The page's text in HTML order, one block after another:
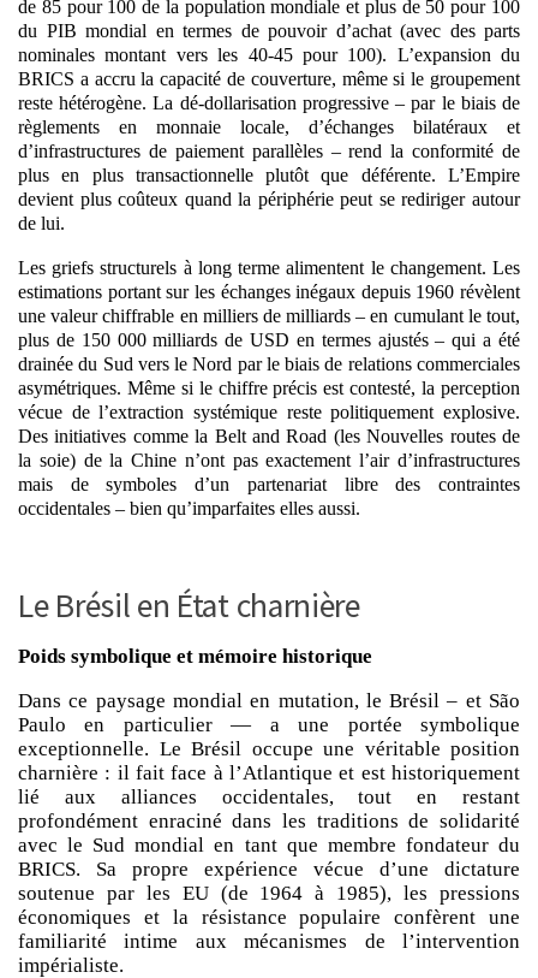
de 85 pour 100 de la population mondiale et plus de 50 pour 100
du PIB mondial en termes de pouvoir d’achat (avec des parts
nominales montant vers les 40-45 pour 100). L’expansion du
BRICS a accru la capacité de couverture, même si le groupement
reste hétérogène. La dé-dollarisation progressive – par le biais de
règlements en monnaie locale, d’échanges bilatéraux et
d’infrastructures de paiement parallèles – rend la conformité de
plus en plus transactionnelle plutôt que déférente. L’Empire
devient plus coûteux quand la périphérie peut se rediriger autour
de lui.
Les griefs structurels à long terme alimentent le changement. Les
estimations portant sur les échanges inégaux depuis 1960 révèlent
une valeur chiffrable en milliers de milliards – en cumulant le tout,
plus de 150 000 milliards de USD en termes ajustés – qui a été
drainée du Sud vers le Nord par le biais de relations commerciales
asymétriques. Même si le chiffre précis est contesté,la perception
vécue de l’extraction systémique reste politiquement explosive.
Des initiatives comme la Belt and Road (les Nouvelles routes de
la soie) de la Chine n’ont pas exactement l’air d’infrastructures
mais de symboles d’un partenariat libre des contraintes
occidentales – bien qu’imparfaites elles aussi.
Le Brésil en État charnière
Poids symbolique et mémoire historique
Dans ce paysage mondial en mutation, le Brésil – et São
Paulo en particulier — a une portée symbolique
exceptionnelle. Le Brésil occupe une véritable position
charnière : il fait face à l’Atlantique et est historiquement
lié aux alliances occidentales, tout en restant
profondément enraciné dans les traditions de solidarité
avec le Sud mondial en tant que membre fondateur du
BRICS. Sa propre expérience vécue d’une dictature
soutenue par les EU (de 1964 à 1985), les pressions
économiques et la résistance populaire confèrent une
familiarité intime aux mécanismes de l’intervention
impérialiste.